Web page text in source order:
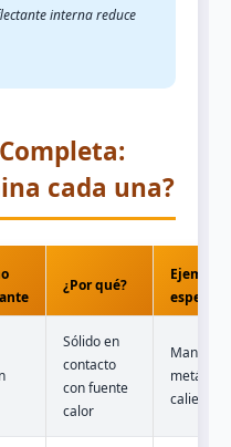
interna reduce
cada una?
¿Por qué?
Ejemplo
Sólido en
contacto
con fuente
calor
Mango
metálico
calienta